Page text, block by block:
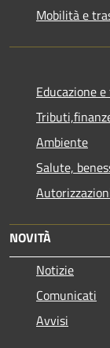
Mobilità e
Educazione
Ambiente
Salute,
NOVITÀ
Notizie
Comunicati
Avvisi